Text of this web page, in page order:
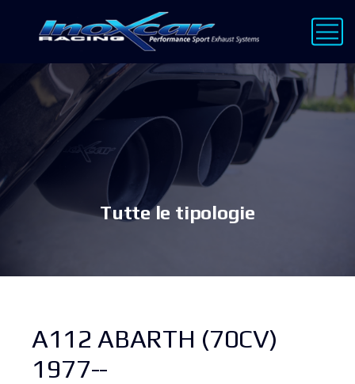
Tutte le tipologie
A112 ABARTH (70CV)
1977--